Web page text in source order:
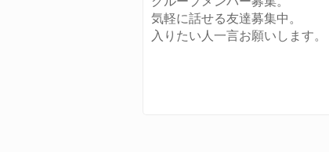
気軽に話せる友達募集中。
入りたい人一言お願いします。